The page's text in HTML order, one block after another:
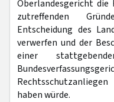
Oberlandesgericht die
zutreffenden
Entscheidung des
verwerfen und der
einer
haben würde.